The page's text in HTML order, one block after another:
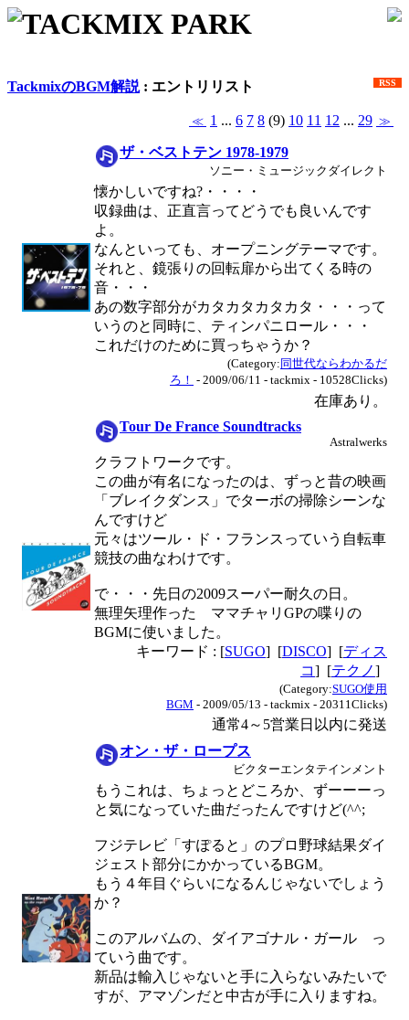
TACKMIX PARK
RSS
TackmixのBGM解説: エントリリスト
≪ 1 ... 6 7 8 (9) 10 11 12 ... 29 ≫
ザ・ベストテン 1978-1979
ソニー・ミュージックダイレクト
懐かしいですね?・・・・
収録曲は、正直言ってどうでも良いんです
よ。
なんといっても、オープニングテーマです。
それと、鏡張りの回転扉から出てくる時の
音・・・
あの数字部分がカタカタカタカタ・・・って
いうのと同時に、ティンパニロール・・・
これだけのために買っちゃうか？
(Category: 同世代ならわかるだ
ろ！ - 2009/06/11 - tackmix - 10528Clicks)
在庫あり。
Tour De France Soundtracks
Astralwerks
クラフトワークです。
この曲が有名になったのは、ずっと昔の映画
「ブレイクダンス」でターボの掃除シーンな
んですけど
元々はツール・ド・フランスっていう自転車
競技の曲なわけです。
で・・・先日の2009スーパー耐久の日。
無理矢理作った ママチャリGPの喋りの
BGMに使いました。
キーワード : [SUGO] [DISCO] [ディス
コ] [テクノ]
(Category:SUGO使用
BGM - 2009/05/13 - tackmix - 20311Clicks)
通常4～5営業日以内に発送
オン・ザ・ロープス
ビクターエンタテインメント
もうこれは、ちょっとどころか、ずーーーっ
と気になっていた曲だったんですけど(^^;
フジテレビ「すぽると」のプロ野球結果ダイ
ジェスト部分にかかっているBGM。
もう４年目ぐらいになるんじゃないでしょう
か？
このアルバムの、ダイアゴナル・ガール っ
ていう曲です。
新品は輸入じゃないと手に入らないみたいで
すが、アマゾンだと中古が手に入りますね。